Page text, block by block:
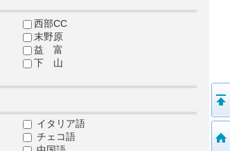
西部CC
末野原
益 富
下 山
イタリア語
チェコ語